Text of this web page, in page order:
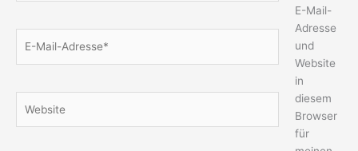
Mail-
E-Mail-
Adresse
und
Website
in
diesem
Browser
für